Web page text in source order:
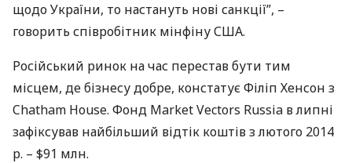
щодо України, то настануть нові санкції”, –
говорить співробітник мінфінуСША.
Російський ринок на час перестав бути тим
місцем, де бізнесу добре, констатує Філіп Хенсон з
Chatham House. Фонд Market Vectors Russia в липні
зафіксував найбільший відтік коштів з лютого 2014
р. – $91 млн.